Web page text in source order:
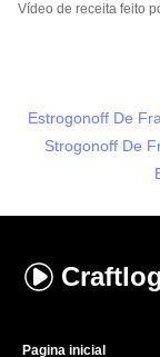
Vídeo de receita feito
Estrogonoff De
Strogonoff De
Craftlog
Pagina inicial